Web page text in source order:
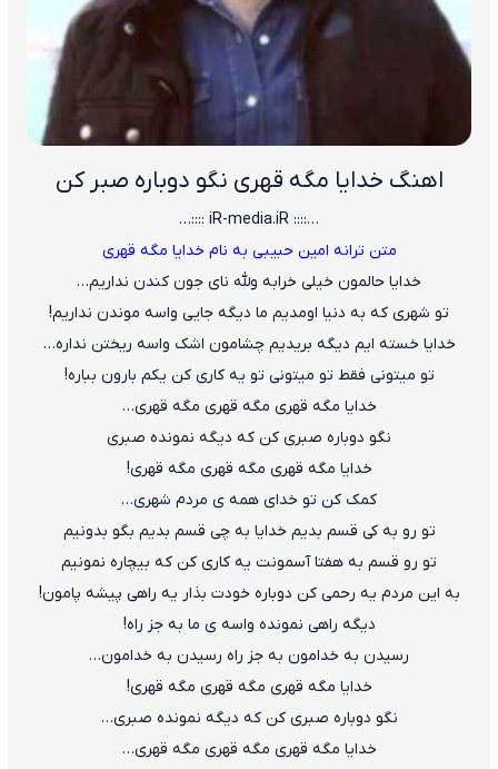
اهنگ خدایا مگه قهری نگو دوباره صبر کن
…:::: iR-media.iR ::::…
متن ترانه امین حبیبی به نام خدایا مگه قهری
خدایا حالمون خیلی خرابه ولله نای جون کندن نداریم…
تو شهری که به دنیا اومدیم ما دیگه جایی واسه موندن نداریم!
خدایا خسته ایم دیگه بریدیم چشامون اشک واسه ریختن نداره…
تو میتونی فقط تو میتونی تو یه کاری کن یکم بارون بباره!
خدایا مگه قهری مگه قهری مگه قهری…
نگو دوباره صبری کن که دیگه نمونده صبری
خدایا مگه قهری مگه قهری مگه قهری!
کمک کن تو خدای همه ی مردم شهری…
تو رو به کی قسم بدیم خدایا به چی قسم بدیم بگو بدونیم
تو رو قسم به هفتا آسمونت یه کاری کن که بیچاره نمونیم
به این مردم یه رحمی کن دوباره خودت بذار یه راهی پیشه پامون!
دیگه راهی نمونده واسه ی ما به جز راه!
رسیدن به خدامون به جز راه رسیدن به خدامون…
خدایا مگه قهری مگه قهری مگه قهری!
نگو دوباره صبری کن که دیگه نمونده صبری…
خدایا مگه قهری مگه قهری مگه قهری…